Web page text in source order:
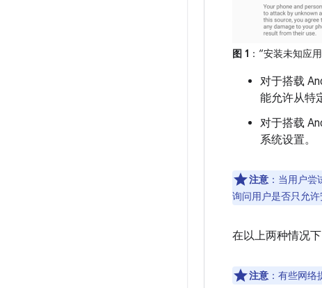
图 1 ： “安装未知应
对于搭载
能允许从特
对于搭载
系统设置。
注意 ： 当用户尝
询问用户是否只允
在以上两种情况
注意 ： 有些网络